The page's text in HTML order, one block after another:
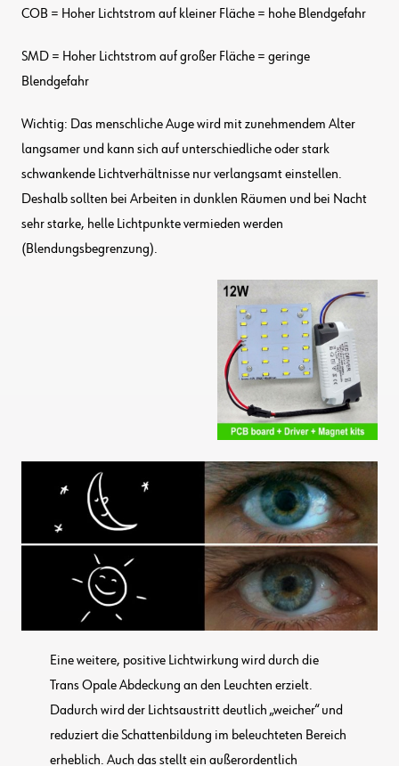
COB = Hoher Lichtstrom auf kleiner Fläche = hohe Blendgefahr
SMD = Hoher Lichtstrom auf großer Fläche = geringe
Blendgefahr
Wichtig: Das menschliche Auge wird mit zunehmendem Alter
langsamer und kann sich auf unterschiedliche oder stark
schwankende Lichtverhältnisse nur verlangsamt einstellen.
Deshalb sollten bei Arbeiten in dunklen Räumen und bei Nacht
sehr starke, helle Lichtpunkte vermieden werden
(Blendungsbegrenzung).
Eine weitere, positive Lichtwirkung wird durch die
Trans Opale Abdeckung an den Leuchten erzielt.
Dadurch wird der Lichtsaustritt deutlich „weicher“ und
reduziert die Schattenbildung im beleuchteten Bereich
erheblich. Auch das stellt ein außerordentlich